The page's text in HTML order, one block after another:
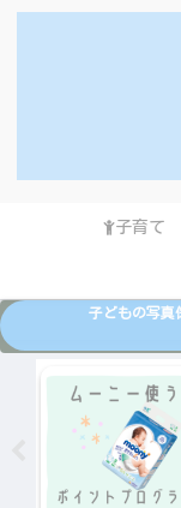
子育て
子どもの写真